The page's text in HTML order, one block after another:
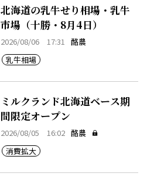
北海道の乳牛せり相場・乳牛
市場（十勝・8月4日）
2026/08/06 17:31 酪農
乳牛相場
ミルクランド北海道ベース期
間限定オープン
2026/08/05 16:02 酪農
消費拡大